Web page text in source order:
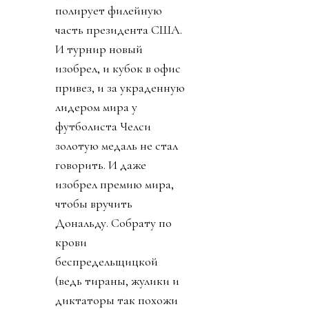
полирует филейную
часть президента США.
И турнир новый
изобрел, и кубок в офис
привез, и за украденную
лидером мира у
футболиста Челси
золотую медаль не стал
говорить. И даже
изобрел премию мира,
чтобы вручить
Дональду. Собрату по
крови
беспредельщицкой
(ведь тираны, жулики и
диктаторы так похожи